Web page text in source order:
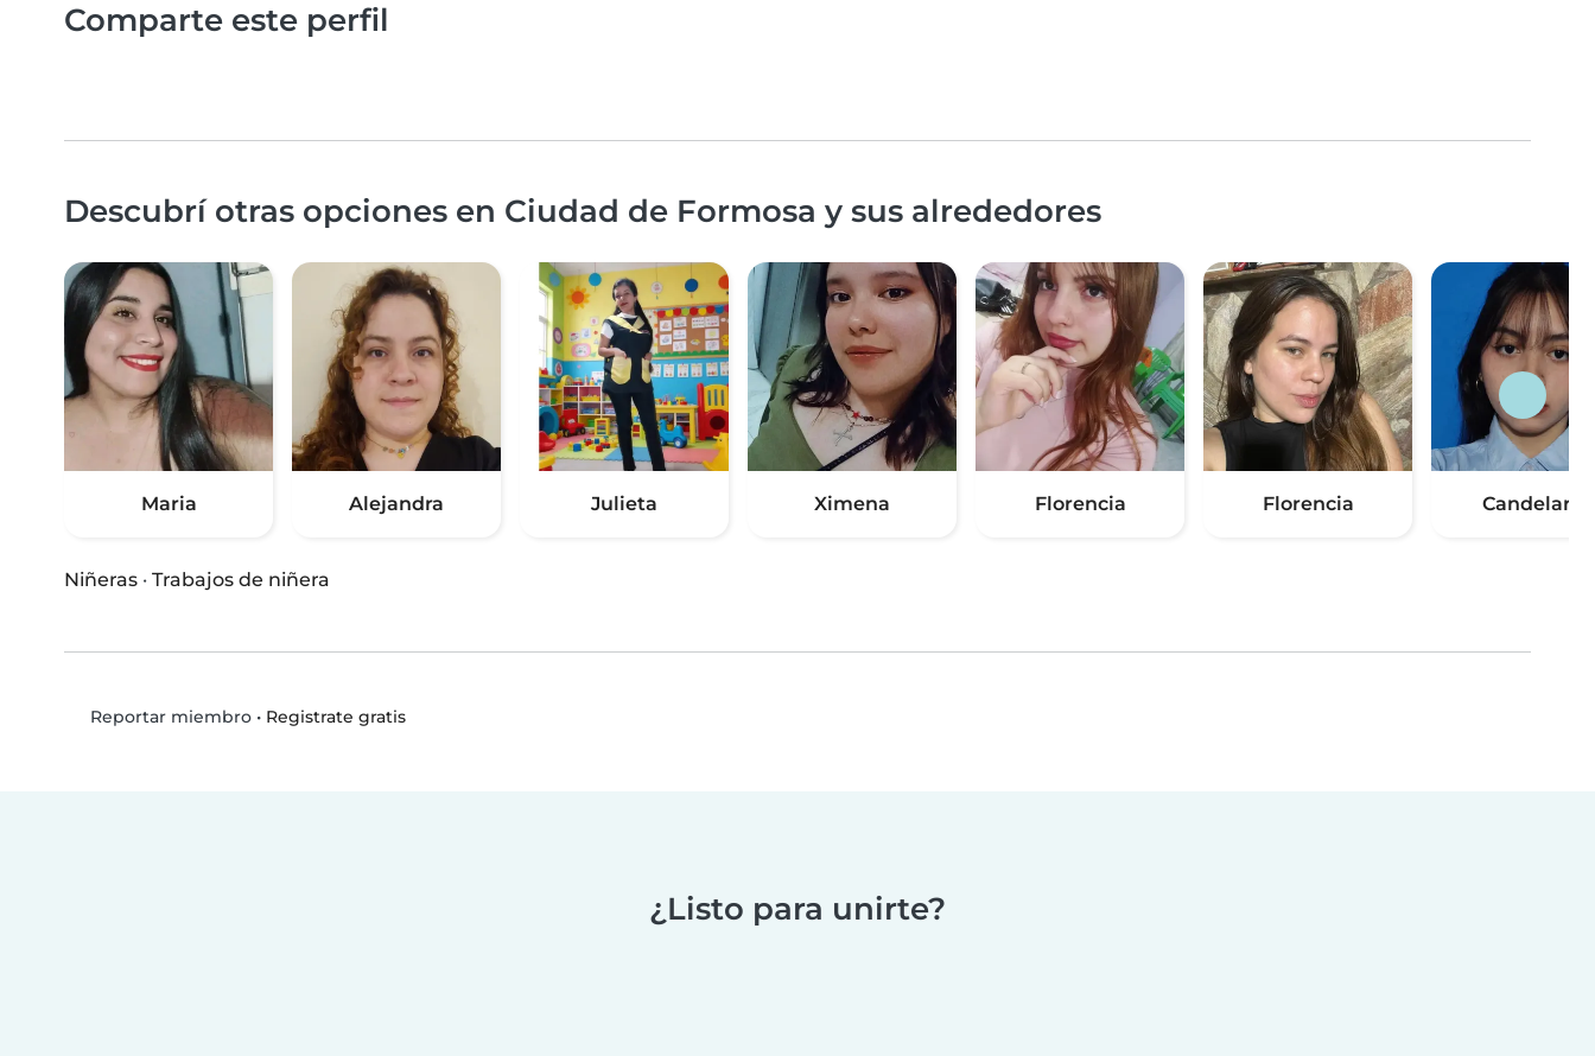
Comparte este perfil
Descubrí otras opciones en Ciudad de Formosa y sus alrededores
Maria Alejandra Julieta Ximena Florencia Florencia Candelaria
Niñeras · Trabajos de niñera
Reportar miembro• Registrate gratis
¿Listo para unirte?